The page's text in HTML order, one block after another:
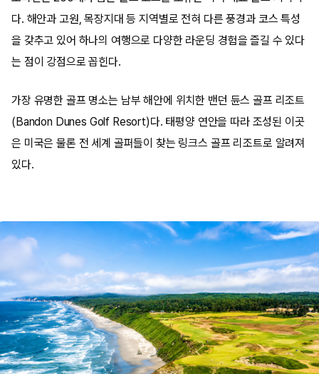
다. 해안과 고원, 목장지대 등 지역별로 전혀 다른 풍경과 코스 특성
을 갖추고 있어 하나의 여행으로 다양한 라운딩 경험을 즐길 수 있다
는 점이 강점으로 꼽힌다.
가장 유명한 골프 명소는 남부 해안에 위치한 밴던 듄스 골프 리조트
(Bandon Dunes Golf Resort)다. 태평양 연안을 따라 조성된 이곳
은 미국은 물론 전 세계 골퍼들이 찾는 링크스 골프 리조트로 알려져
있다.